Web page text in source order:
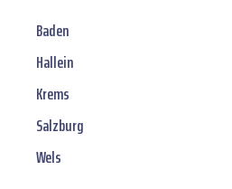
Baden
Hallein
Krems
Salzburg
Wels